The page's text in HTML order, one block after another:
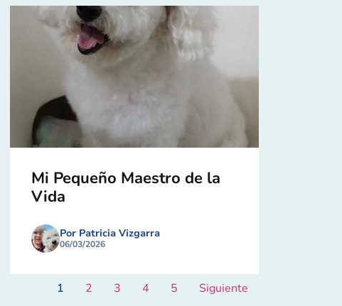
Mi Pequeño Maestro de la
Vida
Por Patricia Vizgarra
06/03/2026
1 2 3 4 5 Siguiente